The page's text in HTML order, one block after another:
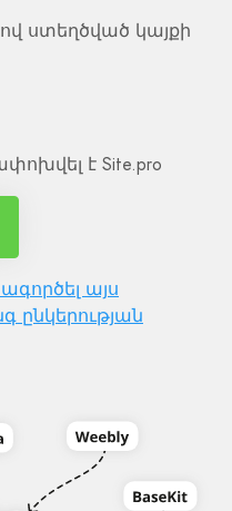
ստեղծված կայքի
է Site.pro
այս
ընկերության